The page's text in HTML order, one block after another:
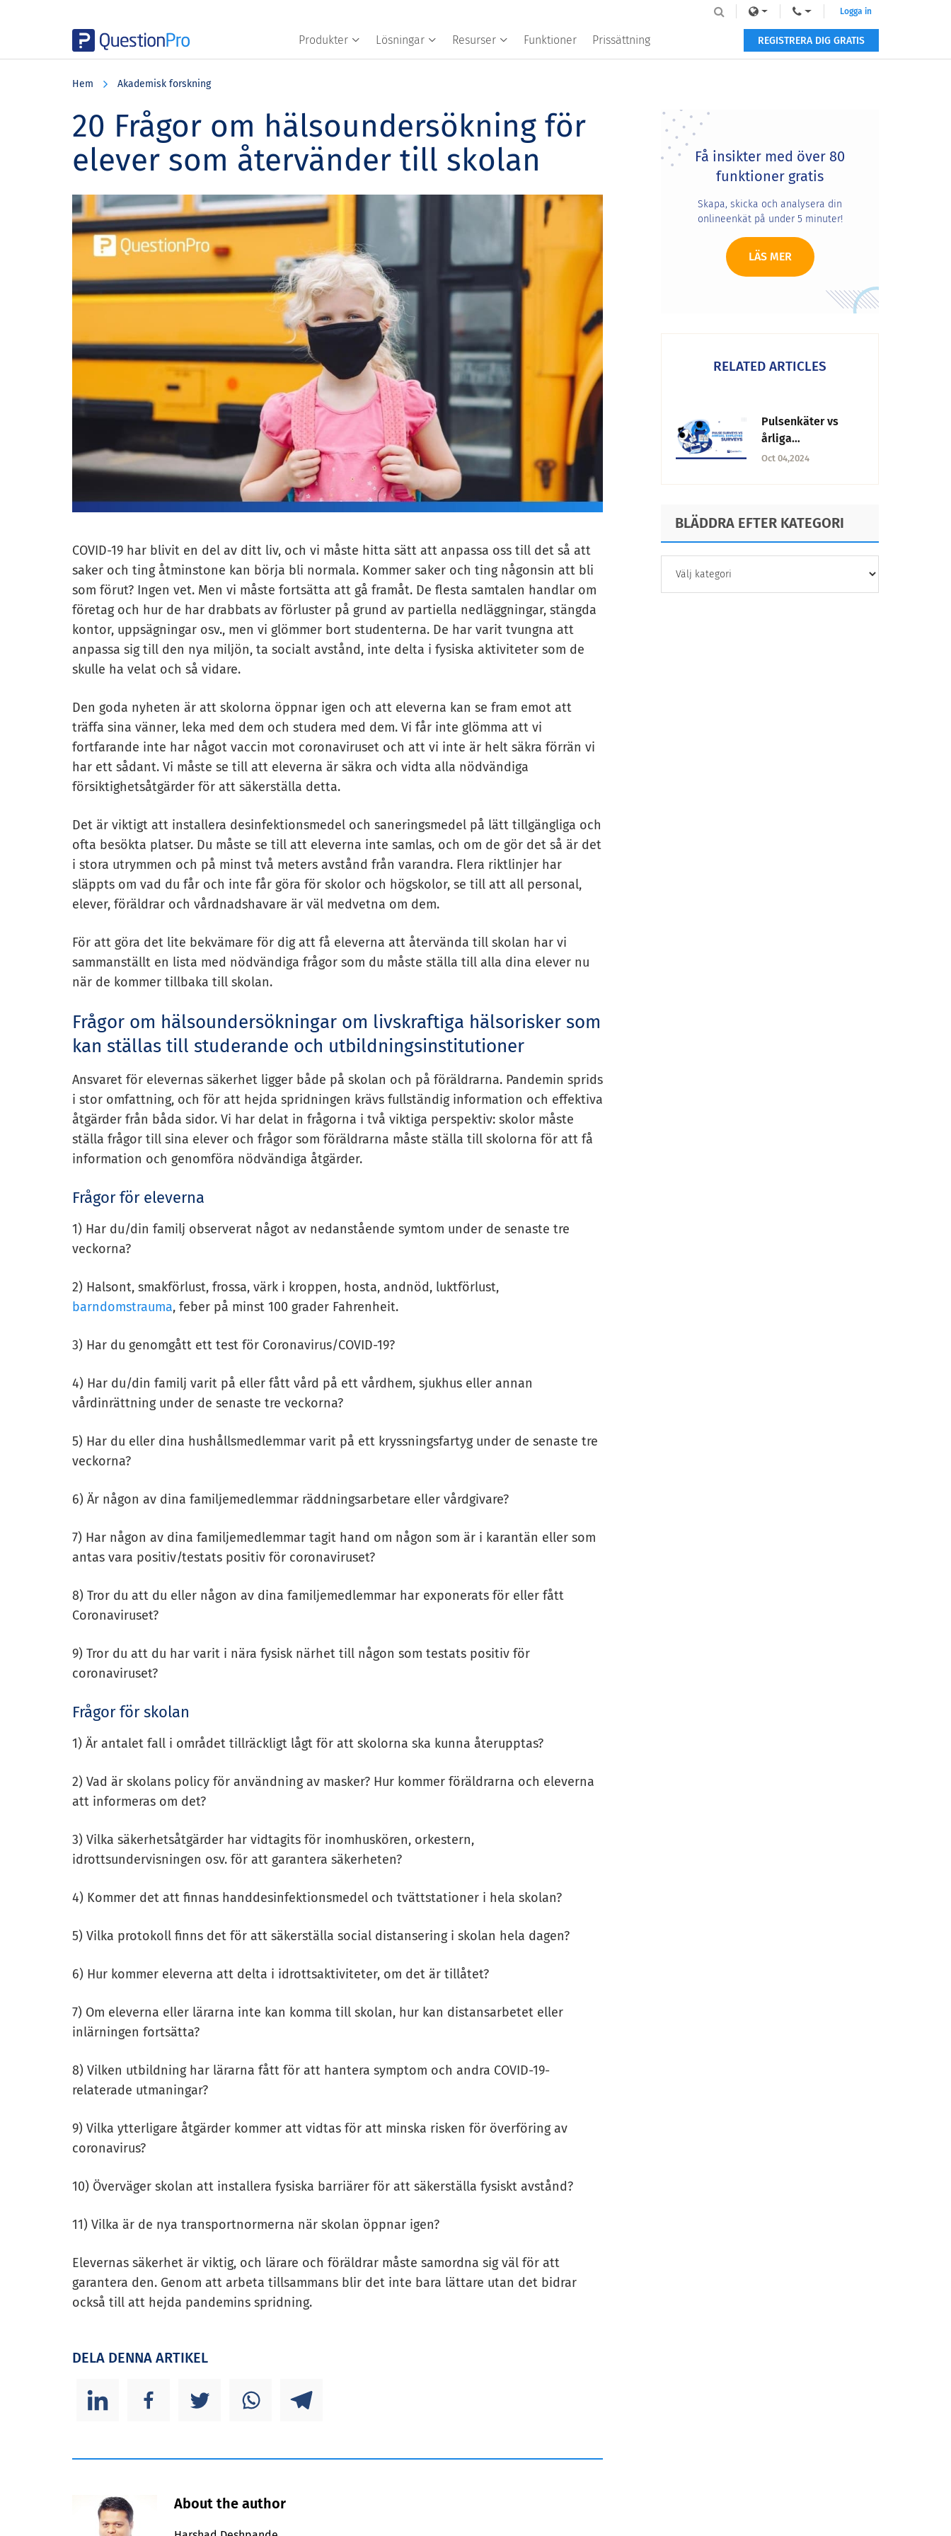
Produkter Lösningar Resurser Funktioner Prissättning
Logga in
REGISTRERA DIG GRATIS
Hem Akademisk forskning
20 Frågor om hälsoundersökning för
elever som återvänder till skolan
COVID-19 har blivit en del av ditt liv, och vi måste hitta sätt att anpassa oss till det så att
saker och ting åtminstone kan börja bli normala. Kommer saker och ting någonsin att bli
som förut? Ingen vet. Men vi måste fortsätta att gå framåt. De flesta samtalen handlar om
företag och hur de har drabbats av förluster på grund av partiella nedläggningar, stängda
kontor, uppsägningar osv., men vi glömmer bort studenterna. De har varit tvungna att
anpassa sig till den nya miljön, ta socialt avstånd, inte delta i fysiska aktiviteter som de
skulle ha velat och så vidare.
Den goda nyheten är att skolorna öppnar igen och att eleverna kan se fram emot att
träffa sina vänner, leka med dem och studera med dem. Vi får inte glömma att vi
fortfarande inte har något vaccin mot coronaviruset och att vi inte är helt säkra förrän vi
har ett sådant. Vi måste se till att eleverna är säkra och vidta alla nödvändiga
försiktighetsåtgärder för att säkerställa detta.
Det är viktigt att installera desinfektionsmedel och saneringsmedel på lätt tillgängliga och
ofta besökta platser. Du måste se till att eleverna inte samlas, och om de gör det så är det
i stora utrymmen och på minst två meters avstånd från varandra. Flera riktlinjer har
släppts om vad du får och inte får göra för skolor och högskolor, se till att all personal,
elever, föräldrar och vårdnadshavare är väl medvetna om dem.
För att göra det lite bekvämare för dig att få eleverna att återvända till skolan har vi
sammanställt en lista med nödvändiga frågor som du måste ställa till alla dina elever nu
när de kommer tillbaka till skolan.
Frågor om hälsoundersökningar om livskraftiga hälsorisker som
kan ställas till studerande och utbildningsinstitutioner
Ansvaret för elevernas säkerhet ligger både på skolan och på föräldrarna. Pandemin sprids
i stor omfattning, och för att hejda spridningen krävs fullständig information och effektiva
åtgärder från båda sidor. Vi har delat in frågorna i två viktiga perspektiv: skolor måste
ställa frågor till sina elever och frågor som föräldrarna måste ställa till skolorna för att få
information och genomföra nödvändiga åtgärder.
Frågor för eleverna
1) Har du/din familj observerat något av nedanstående symtom under de senaste tre
veckorna?
2) Halsont, smakförlust, frossa, värk i kroppen, hosta, andnöd, luktförlust,
barndomstrauma, feber på minst 100 grader Fahrenheit.
3) Har du genomgått ett test för Coronavirus/COVID-19?
4) Har du/din familj varit på eller fått vård på ett vårdhem, sjukhus eller annan
vårdinrättning under de senaste tre veckorna?
5) Har du eller dina hushållsmedlemmar varit på ett kryssningsfartyg under de senaste tre
veckorna?
6) Är någon av dina familjemedlemmar räddningsarbetare eller vårdgivare?
7) Har någon av dina familjemedlemmar tagit hand om någon som är i karantän eller som
antas vara positiv/testats positiv för coronaviruset?
8) Tror du att du eller någon av dina familjemedlemmar har exponerats för eller fått
Coronaviruset?
9) Tror du att du har varit i nära fysisk närhet till någon som testats positiv för
coronaviruset?
Frågor för skolan
1) Är antalet fall i området tillräckligt lågt för att skolorna ska kunna återupptas?
2) Vad är skolans policy för användning av masker? Hur kommer föräldrarna och eleverna
att informeras om det?
3) Vilka säkerhetsåtgärder har vidtagits för inomhuskören, orkestern,
idrottsundervisningen osv. för att garantera säkerheten?
4) Kommer det att finnas handdesinfektionsmedel och tvättstationer i hela skolan?
5) Vilka protokoll finns det för att säkerställa social distansering i skolan hela dagen?
6) Hur kommer eleverna att delta i idrottsaktiviteter, om det är tillåtet?
7) Om eleverna eller lärarna inte kan komma till skolan, hur kan distansarbetet eller
inlärningen fortsätta?
8) Vilken utbildning har lärarna fått för att hantera symptom och andra COVID-19-
relaterade utmaningar?
9) Vilka ytterligare åtgärder kommer att vidtas för att minska risken för överföring av
coronavirus?
10) Överväger skolan att installera fysiska barriärer för att säkerställa fysiskt avstånd?
11) Vilka är de nya transportnormerna när skolan öppnar igen?
Elevernas säkerhet är viktig, och lärare och föräldrar måste samordna sig väl för att
garantera den. Genom att arbeta tillsammans blir det inte bara lättare utan det bidrar
också till att hejda pandemins spridning.
DELA DENNA ARTIKEL
About the author
Primary
Sidebar
Få insikter med över 80
funktioner gratis
Skapa, skicka och analysera din
onlineenkät på under 5 minuter!
LÄS MER
RELATED ARTICLES
Pulsenkäter vs
årliga
medarbetarunders
ska man använda?
Oct 04,2024
BLÄDDRA EFTER KATEGORI
EFTER
KATEGORI